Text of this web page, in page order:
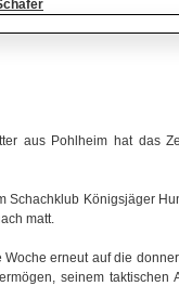
aus Pohlheim hat das
Königsjäger
matt.
erneut auf die
seinem taktischen